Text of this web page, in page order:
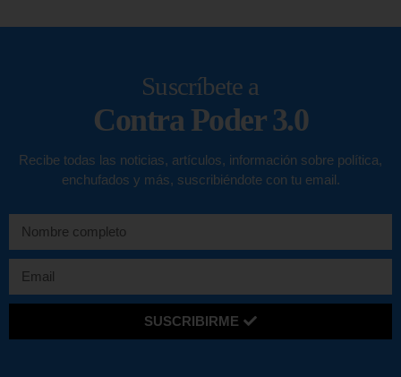
Suscríbete a
Contra Poder 3.0
Recibe todas las noticias, artículos, información sobre política,
enchufados y más, suscribiéndote con tu email.
SUSCRIBIRME